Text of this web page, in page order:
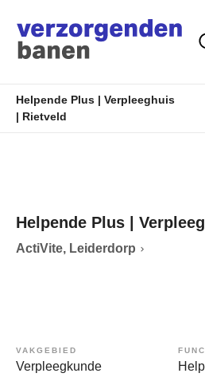
Helpende Plus | Verpleeghuis
| Rietveld
Helpende Plus |
ActiVite, Leiderdorp
VAKGEBIED
Verpleegkunde